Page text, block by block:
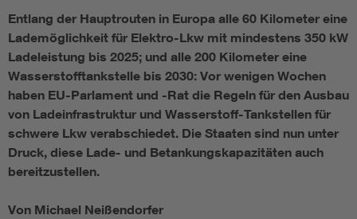
Entlang der Hauptrouten in Europa alle 60 Kilometer eine
Lademöglichkeit für Elektro-Lkw mit mindestens 350 kW
Ladeleistung bis 2025; und alle 200 Kilometer eine
Wasserstofftankstelle bis 2030: Vor wenigen Wochen
haben EU-Parlament und -Rat die Regeln für den Ausbau
von Ladeinfrastruktur und Wasserstoff-Tankstellen für
schwere Lkw verabschiedet. Die Staaten sind nun unter
Druck, diese Lade- und Betankungskapazitäten auch
bereitzustellen.
Von Michael Neißendorfer